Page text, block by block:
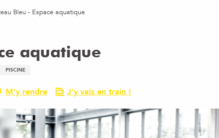
Bleu - Espace aquatique
aquatique
PISCINE
M'y rendre J'y vais en train !